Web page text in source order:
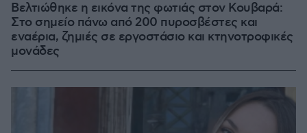
Βελτιώθηκε η εικόνα της φωτιάς στον Κουβαρά:
Στο σημείο πάνω από 200 πυροσβέστες και
εναέρια, ζημιές σε εργοστάσιο και κτηνοτροφικές
μονάδες